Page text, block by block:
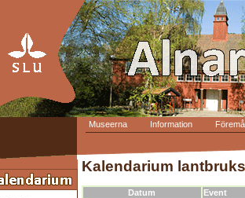
Museerna Information
Kalendarium
Datum Event